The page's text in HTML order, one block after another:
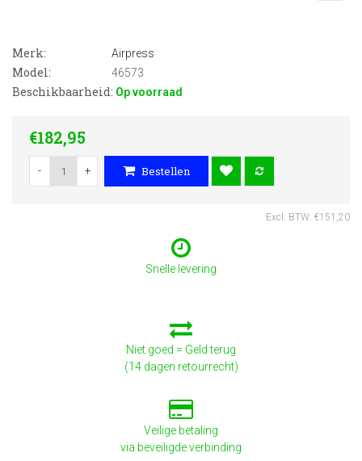
Merk: Airpress
Model: 46573
Beschikbaarheid: Op voorraad
€182,95
- + Bestellen
Excl. BTW: €151,20
Snelle levering
Niet goed = Geld terug
(14 dagen retourrecht)
Veilige betaling
via beveiligde verbinding